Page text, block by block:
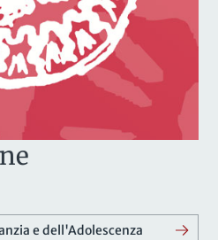
e dell'Adolescenza